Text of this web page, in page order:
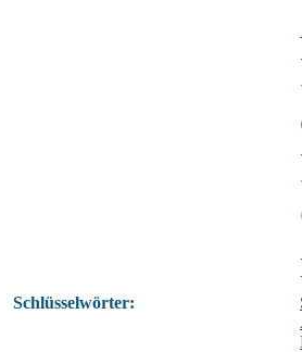
Schlüsselwörter: